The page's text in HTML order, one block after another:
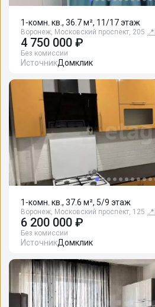
1-комн. кв., 36.7 м², 11/17 этаж
Воронеж, Московский проспект, 205 📍
4 750 000 ₽
Без комиссии
ИсточникДомклик
1-комн. кв., 37.6 м², 5/9 этаж
Воронеж, Московский проспект, 125 📍
6 200 000 ₽
Без комиссии
ИсточникДомклик